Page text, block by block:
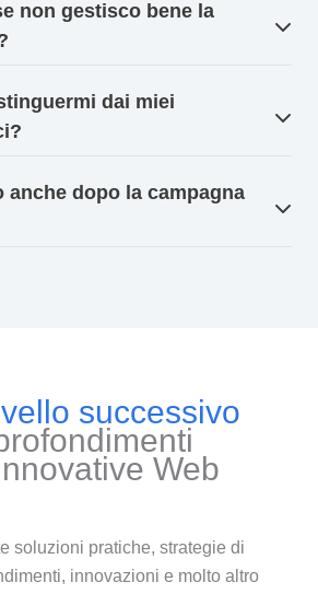
non gestisco bene la
dai miei
dopo la campagna
successivo
Web
soluzioni pratiche, strategie di
innovazioni e molto altro